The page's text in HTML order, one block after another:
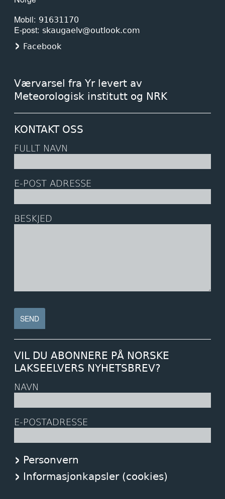
Mobil
91631170
E-post skaugaelv@outlook.com
Facebook
Værvarsel fra Yr levert av
Meteorologisk institutt og NRK
KONTAKT OSS
FULLT NAVN
E-POST ADRESSE
BESKJED
VIL DU ABONNERE PÅ NORSKE
LAKSEELVERS NYHETSBREV?
NAVN
E-POSTADRESSE
Personvern
Informasjonkapsler (cookies)